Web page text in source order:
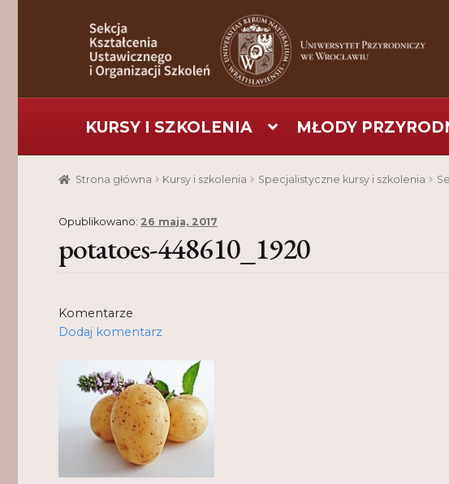
Przejdź
do
nawigacji
Przejdź
do
treści
KURSY I SZKOLENIA MŁODY
Strona główna Aktualności Baza szkoleniowa Cart Checkout
Projekt
Strona główna Kursy i szkolenia Specjalistyczne kursy i szkolenia
Opublikowano: 26 maja, 2017
potatoes-448610_1920
Komentarze
Dodaj komentarz